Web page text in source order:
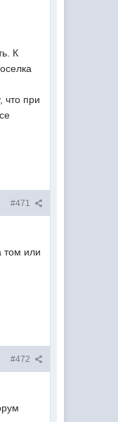
К
что при
#471
том или
#472